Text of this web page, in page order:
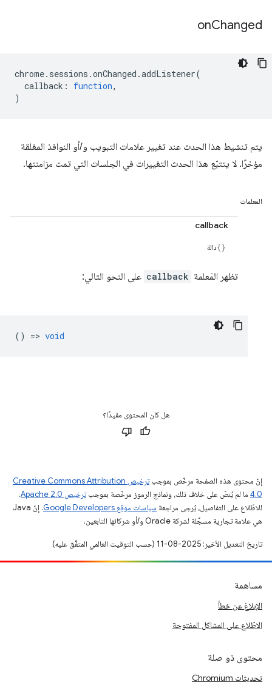
onChanged
chrome. sessions .onChanged .addListener(
callback : function,
)
يتم تنشيط هذا الحدث عند تغيير علامات التبويب و/أو النوافذ المغلقة
مؤخرًا. لا يتتبّع هذا الحدث التغييرات في الجلسات التي تمت مزامنتها.
المعلمات
callback
دالة
تظهر المَعلمة callback على النحو التالي:
() => void
هل كان المحتوى مفيدًا؟
إنّ محتوى هذه الصفحة مرخّص بموجب
ترخيص Creative Commons Attribution
4.0‏ ما لم يُنصّ على خلاف ذلك، ونماذج الرموز مرخّصة بموجبترخيص Apache 2.0‏
.
للاطّلاع على التفاصيل، يُرجى مراجعة سياسات موقع Google Developers‏
. إنّ Java
هي علامة تجارية مسجَّلة لشركة Oracle و/أو شركائها التابعين.
تاريخ التعديل الأخير: 2025-08-11 (حسب التوقيت العالمي المتفَّق عليه)
مساهمة
الإبلاغ عن خطأ
الاطّلاع على المشاكل المفتوحة
محتوى ذو صلة
تحديثات Chromium